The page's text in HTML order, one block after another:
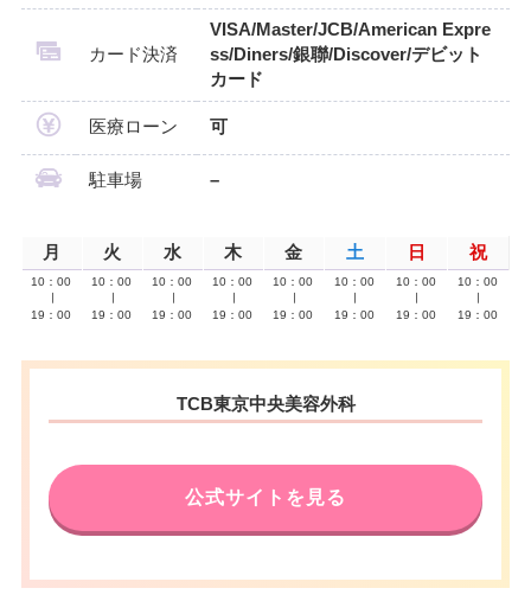
カード決済
VISA/Master/JCB/American Expre
ss/Diners/銀聯/Discover/デビット
カード
医療ローン 可
駐車場 –
月 火 水 木 金 土 日 祝
10：00
19：00
10：00
19：00
10：00
19：00
10：00
19：00
10：00
19：00
10：00
19：00
10：00
19：00
10：00
19：00
TCB東京中央美容外科
公式サイトを見る